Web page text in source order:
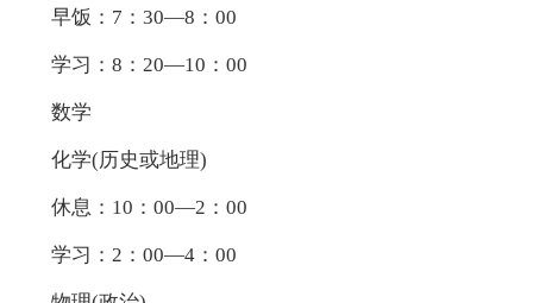
早饭：7：30—8：00
学习：8：20—10：00
数学
化学(历史或地理)
休息：10：00—2：00
学习：2：00—4：00